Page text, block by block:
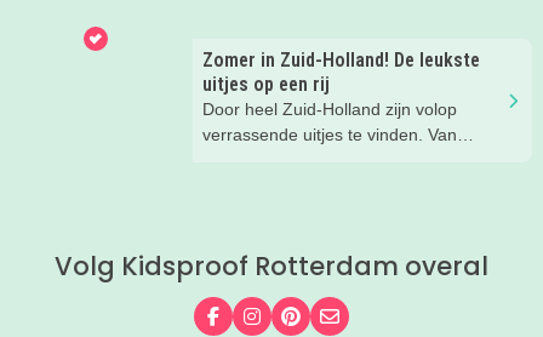
hele familie.
zijn veel Nederlanders er zelf nog nooit
geweest. Dit gold ook voor onze
Kidsproof Reporter Nathalie. Hoogste
tijd om dit UNESCO Werelderfgoed
eens met haar gezin te bezoeken. Een
Zomer in Zuid-Holland! De leukste
uitjes op een rij
Door heel Zuid-Holland zijn volop
verrassende uitjes te vinden. Van
natuurlijk graag met je!
Volg Kidsproof Rotterdam overal
Volg ons op Facebook
Volg ons op Instagram
Volg ons op Pinterest
Mail ons